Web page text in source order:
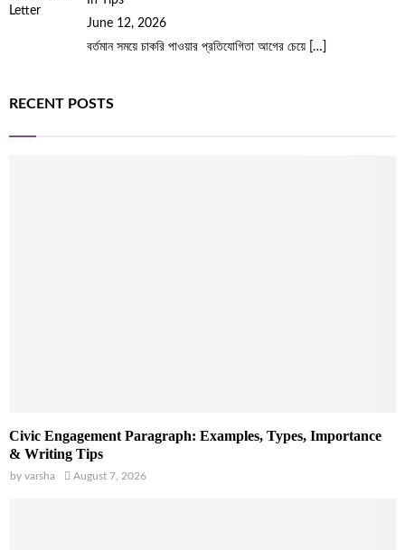
June 12, 2026
বর্তমান সময়ে চাকরি পাওয়ার প্রতিযোগিতা আগের চেয়ে […]
RECENT POSTS
Civic Engagement Paragraph: Examples, Types, Importance
& Writing Tips
by varsha August 7, 2026